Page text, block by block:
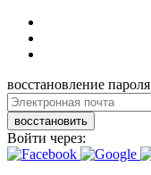
восстановление пароля
восстановить
Войти через: